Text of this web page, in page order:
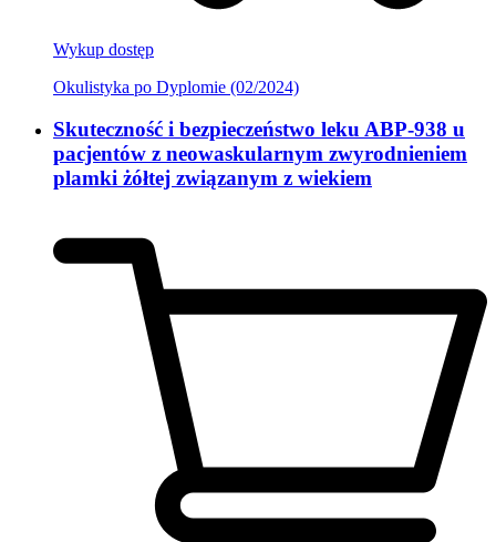
Wykup dostęp
Okulistyka po Dyplomie (02/2024)
Skuteczność i bezpieczeństwo leku ABP-938 u
pacjentów z neowaskularnym zwyrodnieniem
plamki żółtej związanym z wiekiem